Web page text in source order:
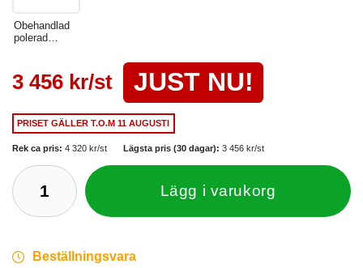
Obehandlad
polerad
3 456 kr/st JUST NU!
PRISET GÄLLERT.O.M 11 AUGUSTI
Rek ca pris: 4 320 kr/st Lägsta pris (30 dagar): 3 456 kr/st
Lägg i varukorg
Beställningsvara